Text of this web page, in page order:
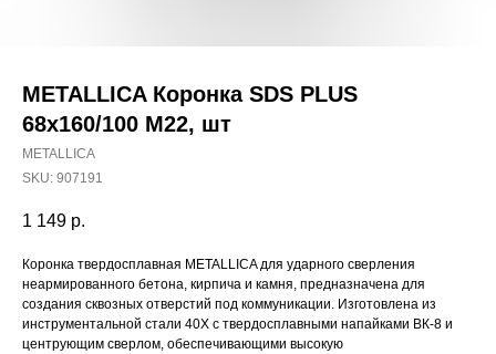
METALLICA Коронка SDS PLUS
68х160/100 М22, шт
METALLICA
SKU: 907191
1 149 р.
Коронка твердосплавная METALLICA для ударного сверления
неармированного бетона, кирпича и камня, предназначена для
создания сквозных отверстий под коммуникации. Изготовлена из
инструментальной стали 40Х с твердосплавными напайками ВК-8 и
центрующим сверлом, обеспечивающими высокую
Северодвинск, Никольская 7 к.1
Ежедневно с 09:00
Пн - Пт до 19:00
Сб до 17:00
Вс до 16:00
+ 7 (8184) 50-11-21